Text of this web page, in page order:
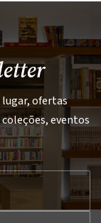
ofertas
eventos